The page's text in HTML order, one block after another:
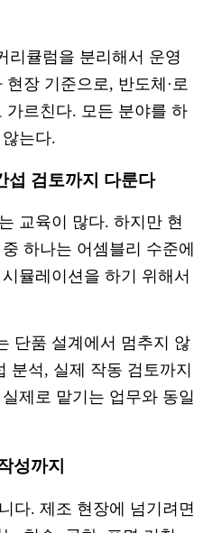
리큘럼을 분리해서 운영
장 기준으로, 반도체·로
가르친다. 모든 분야를 하
는다.
섭 검토까지 다룬다
교육이 많다. 하지만 현
하나는 어셈블리 수준에
뮬레이션을 하기 위해서
단품 설계에서 멈추지 않
분석, 실제 작동 검토까지
제로 맡기는 업무와 동일
성까지
다. 제조 현장에 넘기려면